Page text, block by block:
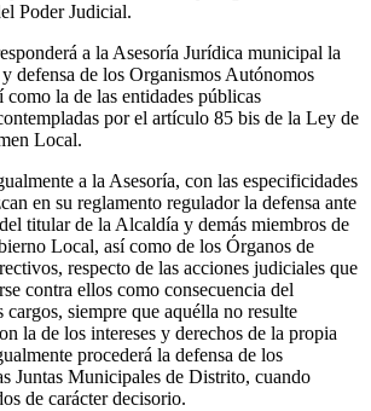
Poder Judicial.
a la Asesoría Jurídica municipal la
defensa de los Organismos Autónomos
como la de las entidades públicas
por el artículo 85 bis de la Ley de
Local.
a la Asesoría, con las especificidades
en su reglamento regulador la defensa ante
titular de la Alcaldía y demás miembros de
Local, así como de los Órganos de
respecto de las acciones judiciales que
contra ellos como consecuencia del
cargos, siempre que aquélla no resulte
la de los intereses y derechos de la propia
procederá la defensa de los
Juntas Municipales de Distrito, cuando
de carácter decisorio.